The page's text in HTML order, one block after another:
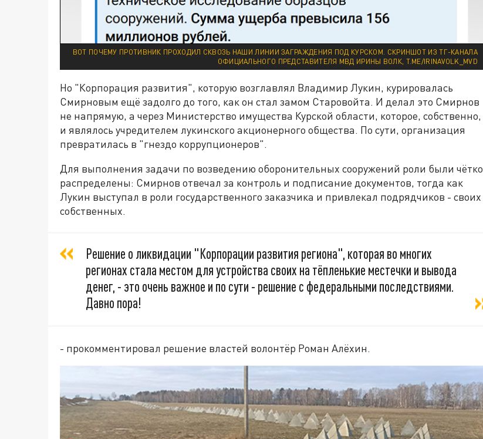
ВОТ ПОЧЕМУ ПРОТИВНИК ПРОХОДИЛ СКВОЗЬ НАШИ ЛИНИИ ЗАГРАЖДЕНИЯ ПОД КУРСКОМ. СКРИНШОТ ИЗ ТГ-КАНАЛА
ОФИЦИАЛЬНОГО ПРЕДСТАВИТЕЛЯ МВД ИРИНЫ ВОЛК, T.ME/IRINAVOLK_MVD
Но "Корпорация развития", которую возглавлял Владимир Лукин, курировалась
Смирновым ещё задолго до того, как он стал замом Старовойта. И делал это Смирнов
не напрямую, а через Министерство имущества Курской области, которое, собственно,
и являлось учредителем лукинского акционерного общества. По сути, организация
превратилась в "гнездо коррупционеров".
Для выполнения задачи по возведению оборонительных сооружений роли были чётко
распределены: Смирнов отвечал за контроль и подписание документов, тогда как
Лукин выступал в роли государственного заказчика и привлекал подрядчиков - своих
собственных.
Решение о ликвидации "Корпорации развития региона", которая во многих
регионах стала местом для устройства своих на тёпленькие местечки и вывода
денег, - это очень важное и по сути - решение с федеральными последствиями.
Давно пора!
- прокомментировал решение властей волонтёр Роман Алёхин.